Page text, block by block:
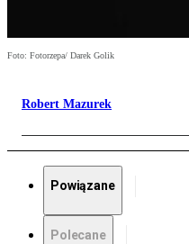
Foto: Fotorzepa/ Darek Golik
Robert Mazurek
Powiązane
Polecane